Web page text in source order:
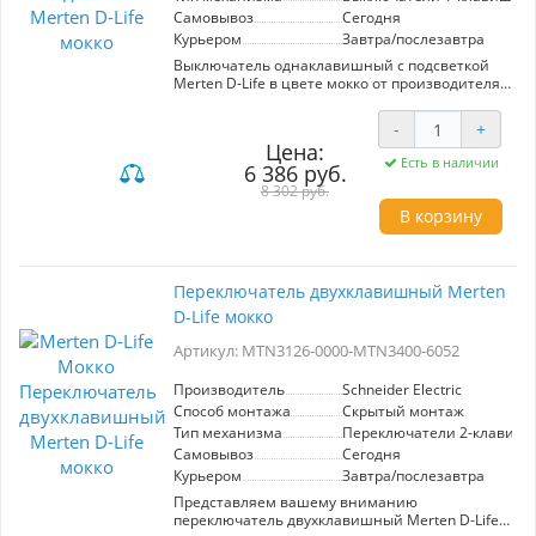
Самовывоз
Сегодня
Курьером
Завтра/послезавтра
Выключатель однаклавишный с подсветкой
Merten D-Life в цвете мокко от производителя
идеальное решение для современных
интерьеров. Артикул MTN3131-0000-MTN3320-
6052 гарантирует высокое качество и
надежность, что делает его отличным
выбором для любого помещения.
Механизм выполнен в одном клике, что
освещением. Тонкий и элегантный дизайн в
цвете мокко гармонично впишется в любой
стиль, добавляя уют и комфорт. Подсветка
выключателя обеспечивает простоту
спальнях или коридорах.
Выключатель Merten D-Life сочетает в себе
функциональность и эстетическую
привлекательность, благодаря чему
становится не только элементом управления,
но и стильным акцентом в вашем интерьере.
Его установка не требует специальных
навыков, а качество материалов гарантирует
долговечность в эксплуатации. Сделайте свой
Цена:
6 386 руб.
8 302 руб.
- +
Есть в наличии
В корзину
Переключатель двухклавишный Merten
D-Life мокко
Артикул: MTN3126-0000-MTN3400-6052
Производитель
Schneider Electric
Способ монтажа
Скрытый монтаж
Тип механизма
Переключатели 2-
Самовывоз
Сегодня
Курьером
Завтра/послезавтра
Представляем вашему вниманию
переключатель двухклавишный Merten D-Life в